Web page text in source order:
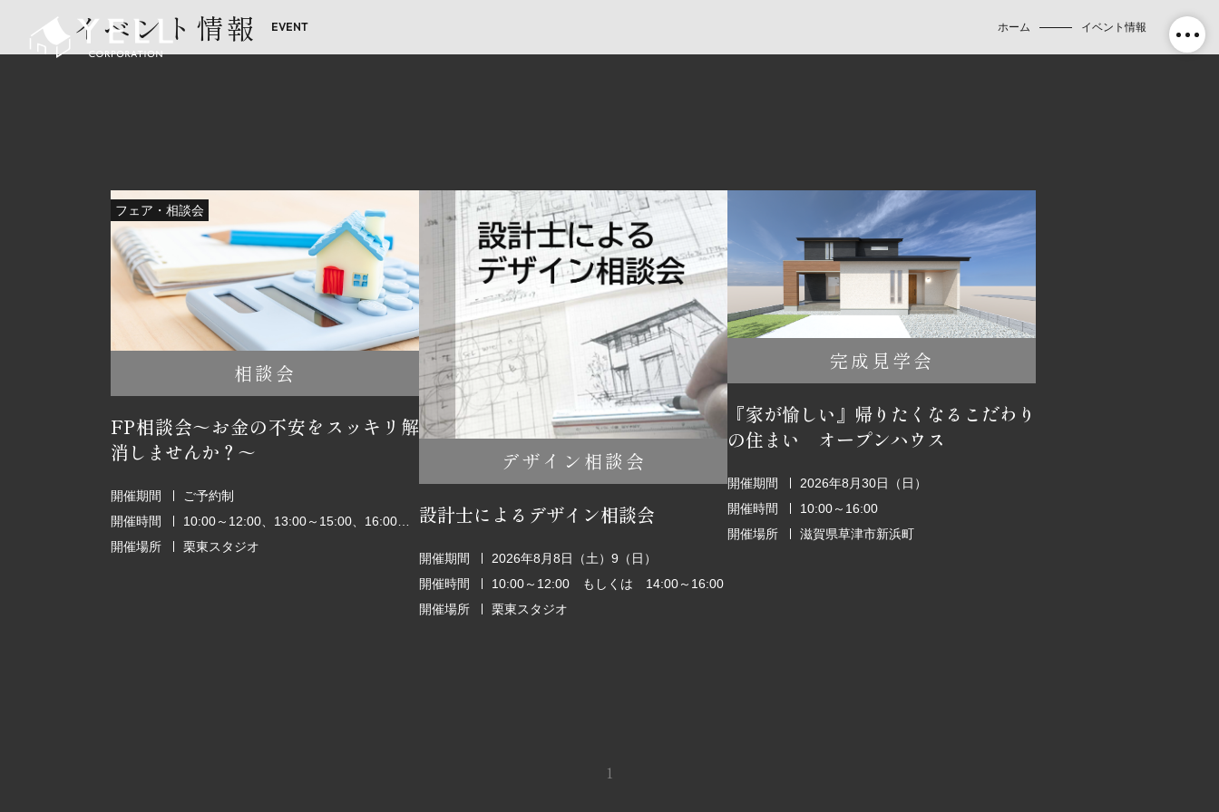
イベント情報 ホーム イベント情報
フェア・相談会
相談会
FP相談会～お金の不安をスッキリ解
消しませんか？～
開催期間
ご予約制
開催時間
開催場所
栗東スタジオ
デザイン相談会
設計士によるデザイン相談会
開催期間
2026年8月8日（土）9（日）
開催時間
10:00～12:00 もしくは 14:00～16:00
開催場所
栗東スタジオ
完成見学会
『家が愉しい』帰りたくなるこだわり
の住まい オープンハウス
開催期間
2026年8月30日（日）
開催時間
10:00～16:00
開催場所
滋賀県草津市新浜町
1